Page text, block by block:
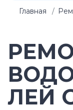
Главная
ЛЕЙ